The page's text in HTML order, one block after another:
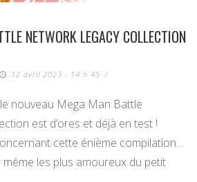
NETWORK LEGACY COLLECTION
12 avril 2023 - 14 h 45 /
nouveau Mega Man Battle
est d’ores et déjà en test !
cette énième compilation…
les plus amoureux du petit